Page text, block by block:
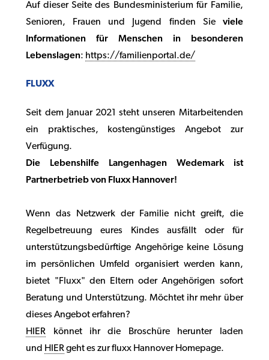
Auf dieser Seite des Bundesministerium für Familie,
Senioren, Frauen und Jugend finden Sieviele
Informationen für Menschen in besonderen
Lebenslagen: https://familienportal.de/
FLUXX
Seit dem Januar 2021 steht unseren Mitarbeitenden
ein praktisches, kostengünstiges Angebot zur
Verfügung.
Die Lebenshilfe Langenhagen Wedemark ist
Partnerbetrieb von Fluxx Hannover!
Wenn das Netzwerk der Familie nicht greift, die
Regelbetreuung eures Kindes ausfällt oder für
unterstützungsbedürftige Angehörige keine Lösung
im persönlichen Umfeld organisiert werden kann,
bietet "Fluxx" den Eltern oder Angehörigen sofort
Beratung und Unterstützung. Möchtet ihr mehr über
dieses Angebot erfahren?
HIER könnet ihr die Broschüre herunter laden
und HIERgeht es zur fluxx Hannover Homepage.